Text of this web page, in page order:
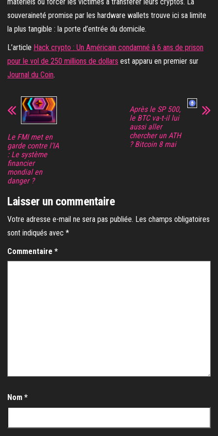
souveraineté promise par les hardware wallets trouve ici sa limite
la plus tangible : la porte d’entrée du domicile.
L’article Hack crypto : Un Américain condamné à 6 ans de prison
pour le vol de 250 millions de dollars est apparu en premier sur
Journal du Coin.
Le FMI met en
garde contre l’IA
: Le système
financier
mondial en
danger ?
Après le SP 500,
le BTC va-t-il lui
aussi aller
chercher un ATH
? Bitcoin 8 mai
Laisser un commentaire
Votre adresse e-mail ne sera pas publiée. Les champs obligatoires
sont indiqués avec *
Commentaire *
Nom *